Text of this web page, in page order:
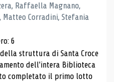
Raffaella Magnano,
Matteo Corradini, Stefania
6
struttura di Santa Croce
dell'intera Biblioteca
completato il primo lotto